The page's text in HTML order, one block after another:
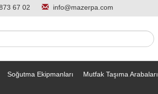
67 02 info@mazerpa.com
Soğutma Ekipmanları Mutfak Taşıma Arabaları